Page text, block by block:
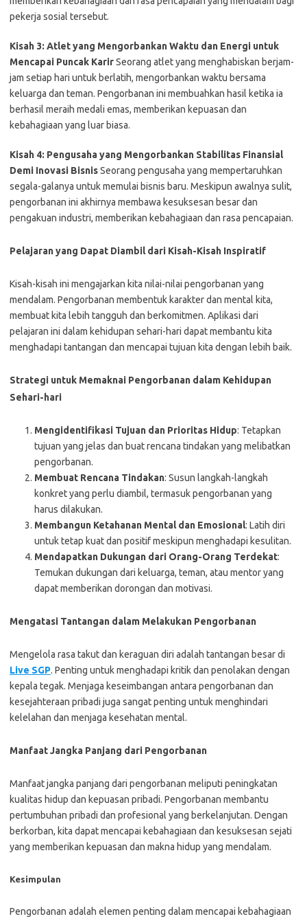
pekerja sosial tersebut.
Kisah 3: Atlet yang Mengorbankan Waktu dan Energi untuk
Mencapai Puncak KarirSeorang atlet yang menghabiskan berjam-
jam setiap hari untuk berlatih, mengorbankan waktu bersama
keluarga dan teman. Pengorbanan ini membuahkan hasil ketika ia
berhasil meraih medali emas, memberikan kepuasan dan
kebahagiaan yang luar biasa.
Kisah 4: Pengusaha yang Mengorbankan Stabilitas Finansial
Demi Inovasi BisnisSeorang pengusaha yang mempertaruhkan
segala-galanya untuk memulai bisnis baru. Meskipun awalnya sulit,
pengorbanan ini akhirnya membawa kesuksesan besar dan
pengakuan industri, memberikan kebahagiaan dan rasa pencapaian.
Pelajaran yang Dapat Diambil dari Kisah-Kisah Inspiratif
Kisah-kisah ini mengajarkan kita nilai-nilai pengorbanan yang
mendalam. Pengorbanan membentuk karakter dan mental kita,
membuat kita lebih tangguh dan berkomitmen. Aplikasi dari
pelajaran ini dalam kehidupan sehari-hari dapat membantu kita
menghadapi tantangan dan mencapai tujuan kita dengan lebih baik.
Strategi untuk Memaknai Pengorbanan dalam Kehidupan
Sehari-hari
Mengidentifikasi Tujuan dan Prioritas Hidup: Tetapkan
tujuan yang jelas dan buat rencana tindakan yang melibatkan
pengorbanan.
Membuat Rencana Tindakan: Susun langkah-langkah
konkret yang perlu diambil, termasuk pengorbanan yang
harus dilakukan.
Membangun Ketahanan Mental dan Emosional: Latih diri
untuk tetap kuat dan positif meskipun menghadapi kesulitan.
Mendapatkan Dukungan dari Orang-Orang Terdekat:
Temukan dukungan dari keluarga, teman, atau mentor yang
dapat memberikan dorongan dan motivasi.
Mengatasi Tantangan dalam Melakukan Pengorbanan
Mengelola rasa takut dan keraguan diri adalah tantangan besar di
Live SGP. Penting untuk menghadapi kritik dan penolakan dengan
kepala tegak. Menjaga keseimbangan antara pengorbanan dan
kesejahteraan pribadi juga sangat penting untuk menghindari
kelelahan dan menjaga kesehatan mental.
Manfaat Jangka Panjang dari Pengorbanan
Manfaat jangka panjang dari pengorbanan meliputi peningkatan
kualitas hidup dan kepuasan pribadi. Pengorbanan membantu
pertumbuhan pribadi dan profesional yang berkelanjutan. Dengan
berkorban, kita dapat mencapai kebahagiaan dan kesuksesan sejati
yang memberikan kepuasan dan makna hidup yang mendalam.
Kesimpulan
Pengorbanan adalah elemen penting dalam mencapai kebahagiaan